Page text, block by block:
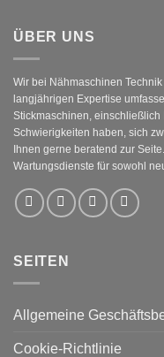
ÜBER UNS
Wir bei Nähmaschinen
langjährigen Expertise
Stickmaschinen,
Schwierigkeiten haben, sich
Ihnen gerne beratend zur
Wartungsdienste für sowohl
SEITEN
Allgemeine
Cookie-Richtlinie